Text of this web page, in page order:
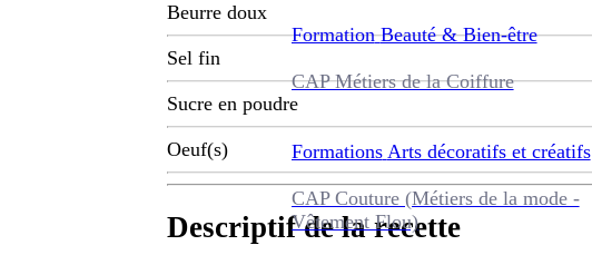
Formation Beauté & Bien-être
CAP Métiers de la Coiffure
Formations Arts décoratifs et créatifs
CAP Couture (Métiers de la mode -
Vêtement Flou)
Beurre doux
Sel fin
Sucre en poudre
Oeuf(s)
Descriptif de la recette